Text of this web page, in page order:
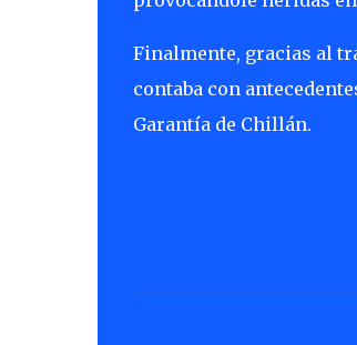
Finalmente, gracias al
contaba con
Garantía de Chillán.